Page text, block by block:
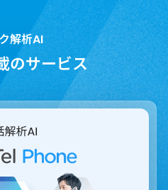
解析AI
のサービス